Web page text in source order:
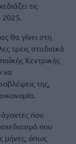
τις
2025.
θα γίνει στη
τρεις σταδιακά
Κεντρικής
να
της,
που
που
μήνες, όπως